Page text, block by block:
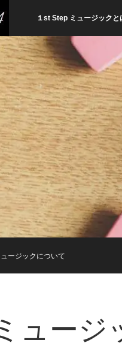
１st Step ミュージックと
ージックについて
ュー